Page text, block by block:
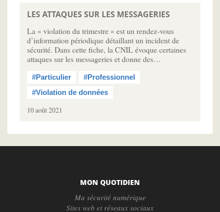
LES ATTAQUES SUR LES MESSAGERIES
La « violation du trimestre » est un rendez-vous
d’information périodique détaillant un incident de
sécurité. Dans cette fiche, la CNIL évoque certaines
attaques sur les messageries et donne des…
#Particulier
#Professionnel
#Violation de données
10 août 2021
MON QUOTIDIEN
Ma sécurité numérique
Sites web et réseaux sociaux